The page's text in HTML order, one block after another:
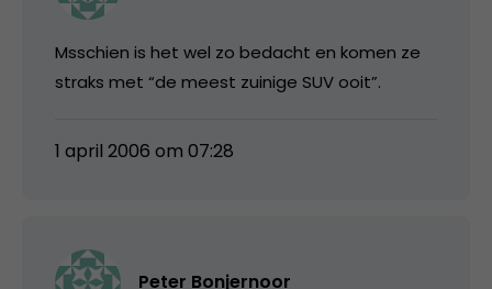
Msschien is het wel zo bedacht en komen ze
straks met “de meest zuinige SUV ooit”.
1 april 2006 om 07:28
Peter Bonjernoor